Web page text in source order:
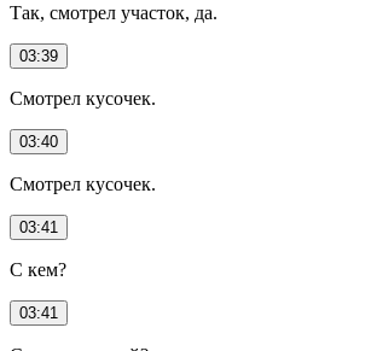
Так, смотрел участок, да.
03:39
Смотрел кусочек.
03:40
Смотрел кусочек.
03:41
С кем?
03:41